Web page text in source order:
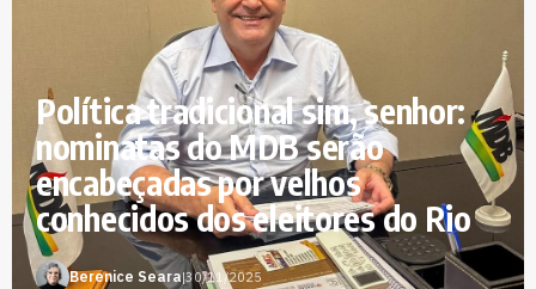
Política tradicional sim, senhor:
nominatas do MDB serão
encabeçadas por velhos
conhecidos dos eleitores do Rio
Berenice Seara|30/11/2025